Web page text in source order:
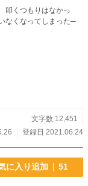
叩くつもりはなかっ
なくなってしまった─
文字数 12,451
登録日 2021.06.24
に入り追加 51